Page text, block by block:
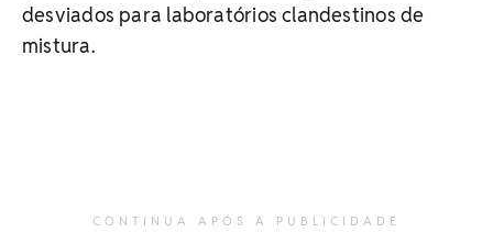
desviados para laboratórios clandestinos de
mistura.
CONTINUA APÓS A PUBLICIDADE